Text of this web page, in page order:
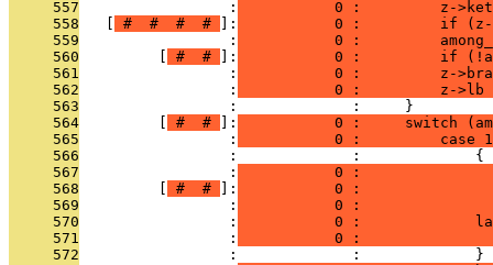
     557
                 :
0 :         z-
     558
# # # # ]:
0 :         if
     559
                 :
0 :
     560
# # ]:
0 :         if
     561
                 :
0 :         z-
     562
                 :
0 :         z->lb
     563
                 :             :     }
     564
# # ]:
0 :     switch
     565
                 :
0 :         case
     566
                 :             :             {
     567
                 :
0 :
     568
# # ]:
0 :
     569
                 :
0 :
     570
                 :
0 :
     571
                 :
0 :
     572
                 :             :             }